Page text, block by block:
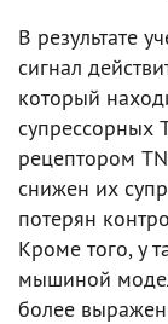
В результате
сигнал
который
супрессорных
рецептором
снижен их
потерян
Кроме того, у
мышиной
более